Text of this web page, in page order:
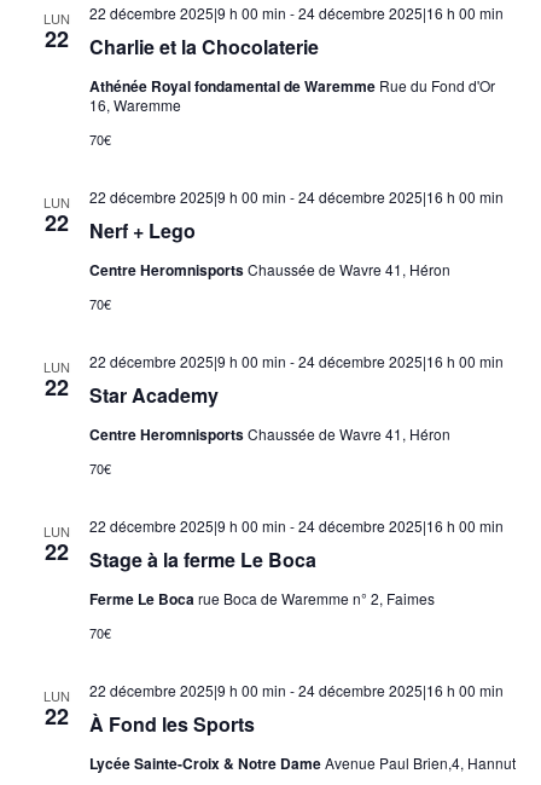
LUN
22 Charlie et la Chocolaterie
22 décembre 2025|9 h 00 min -24 décembre 2025|16 h 00 min
Athénée Royal fondamental de Waremme Rue du Fond d'Or
16, Waremme
70€
LUN
22 Nerf + Lego
22 décembre 2025|9 h 00 min -24 décembre 2025|16 h 00 min
Centre HeromnisportsChaussée de Wavre 41, Héron
70€
LUN
22 Star Academy
22 décembre 2025|9 h 00 min -24 décembre 2025|16 h 00 min
Centre HeromnisportsChaussée de Wavre 41, Héron
70€
LUN
22 Stage à la ferme Le Boca
22 décembre 2025|9 h 00 min -24 décembre 2025|16 h 00 min
Ferme Le Bocarue Boca de Waremme n° 2, Faimes
70€
LUN
22 À Fond les Sports
22 décembre 2025|9 h 00 min -24 décembre 2025|16 h 00 min
Lycée Sainte-Croix & Notre DameAvenue Paul Brien,4, Hannut